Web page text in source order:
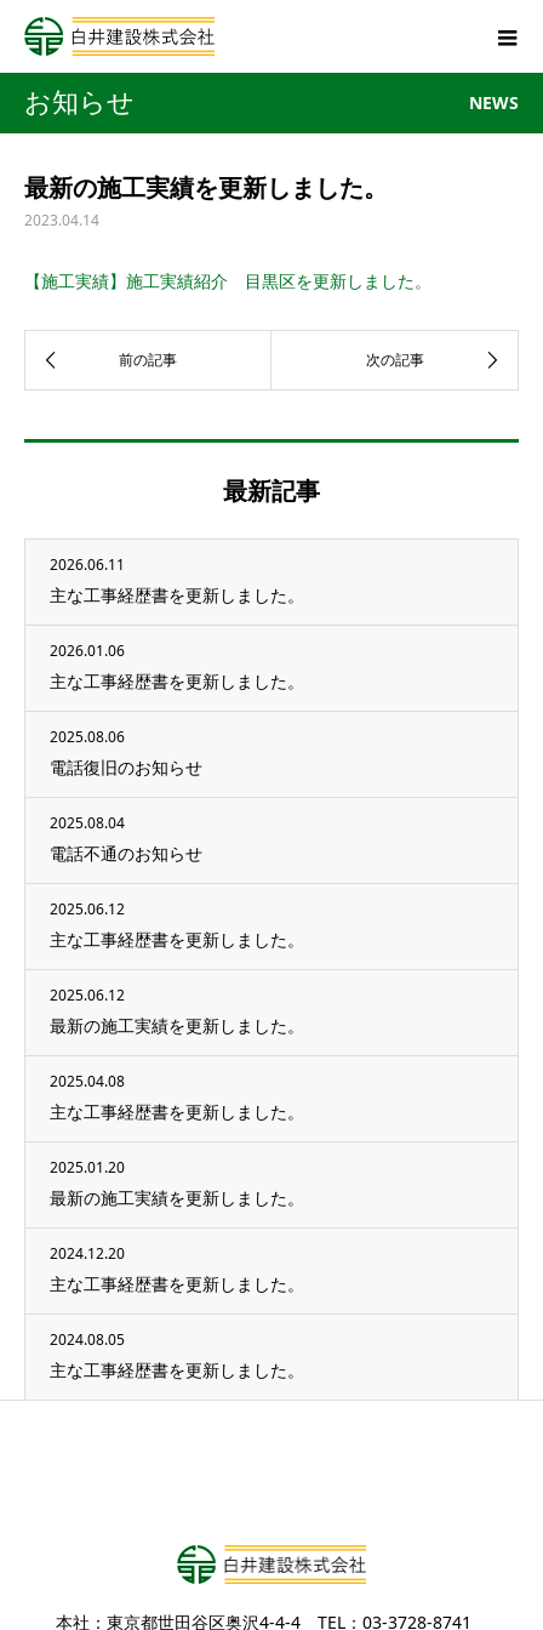
お知らせ NEWS
最新の施工実績を更新しました。
2023.04.14
【施工実績】施工実績紹介 目黒区を更新しました。
最新記事
2026.06.11
主な工事経歴書を更新しました。
2026.01.06
主な工事経歴書を更新しました。
2025.08.06
電話復旧のお知らせ
2025.08.04
電話不通のお知らせ
2025.06.12
主な工事経歴書を更新しました。
2025.06.12
最新の施工実績を更新しました。
2025.04.08
主な工事経歴書を更新しました。
2025.01.20
最新の施工実績を更新しました。
2024.12.20
主な工事経歴書を更新しました。
2024.08.05
主な工事経歴書を更新しました。
本社：東京都世田谷区奥沢4-4-4 TEL：03-3728-8741